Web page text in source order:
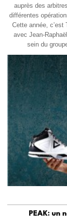
auprès des
différentes
Cette année, c’est
avec Jean-
sein du
PEAK: un